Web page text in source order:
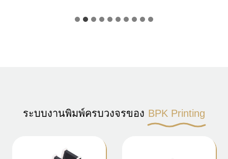
ระบบงานพิมพ์ครบวงจรของ BPK Printing